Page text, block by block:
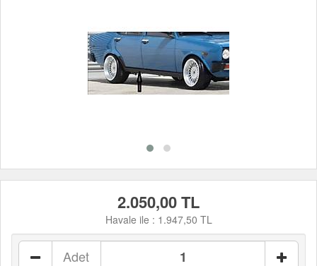
2.050,00 TL
Havale ile : 1.947,50 TL
Adet